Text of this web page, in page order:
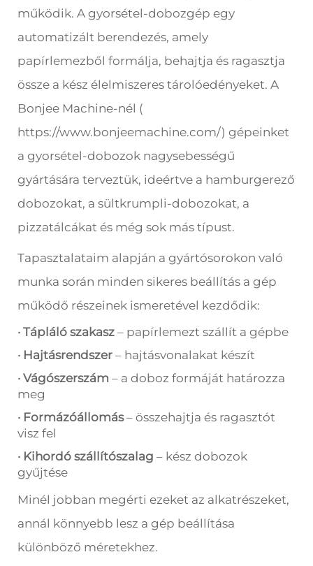
működik. A gyorsétel-dobozgép egy
automatizált berendezés, amely
papírlemezből formálja, behajtja és ragasztja
össze a kész élelmiszeres tárolóedényeket. A
Bonjee Machine-nél (
https://www.bonjeemachine.com/) gépeinket
a gyorsétel-dobozok nagysebességű
gyártására terveztük, ideértve a hamburgerező
dobozokat, a sültkrumpli-dobozokat, a
pizzatálcákat és még sok más típust.
Tapasztalataim alapján a gyártósorokon való
munka során minden sikeres beállítás a gép
működő részeinek ismeretével kezdődik:
· Tápláló szakasz – papírlemezt szállít a gépbe
· Hajtásrendszer – hajtásvonalakat készít
· Vágószerszám – a doboz formáját határozza
meg
· Formázóállomás– összehajtja és ragasztót
visz fel
· Kihordó szállítószalag – kész dobozok
gyűjtése
Minél jobban megérti ezeket az alkatrészeket,
annál könnyebb lesz a gép beállítása
különböző méretekhez.